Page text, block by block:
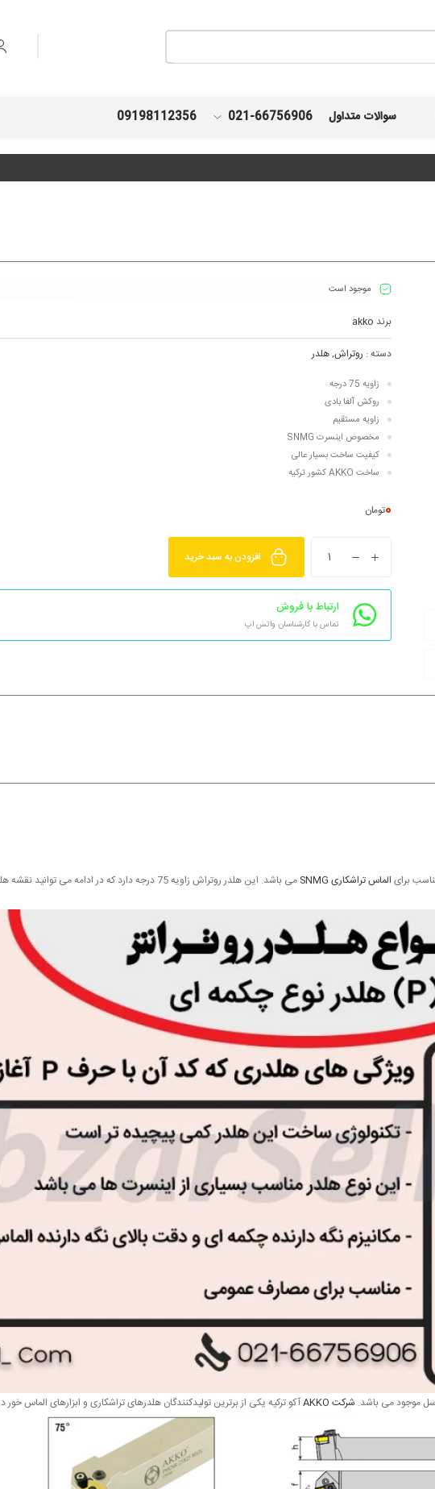
سوالات متداول 021-66756906
09198112356
موجود است
برند akko
دسته : روتراش,هلدر
زاویه 75 درجه
روکش آلفا بادی
زاویه مستقیم
مخصوص اینسرت SNMG
کیفیت ساخت بسیار عالی
ساخت AKKO کشور ترکیه
0تومان
افزودن به سبد خرید
ارتباط با فروش
تماس با کارشناسان واتس اپ
الماس تراشکاری SNMG
می باشد. این هلدر روتراش زاویه 75 درجه دارد که در ادامه می توانید نقشه هلدر را نیز مشاهده کنید.
شرکت AKKO آکو ترکیه یکی از برترین تولیدکنندگان هلدرهای تراشکاری و ابزارهای الماس